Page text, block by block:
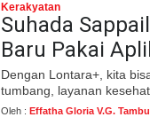
Kerakyatan
Suhada
Baru Pakai
Dengan Lontara+, kita
tumbang, layanan
Oleh : Effatha Gloria V.G.